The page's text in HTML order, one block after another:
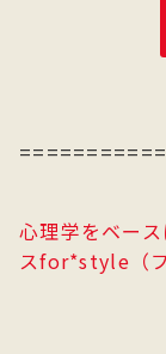
心理学をベー
スfor*style（フ